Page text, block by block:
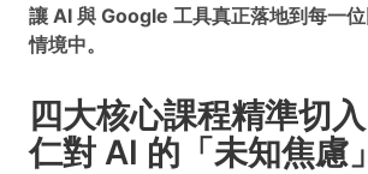
讓 AI 與 Google 工具真正落地到每一
情境中。
四大核心課程精準切
仁對 AI 的「未知焦慮」